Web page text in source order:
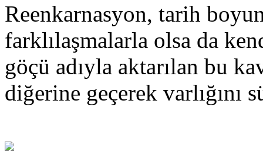
Reenkarnasyon, tarih
farklılaşmalarla olsa da
göçü adıyla aktarılan bu
diğerine geçerek varlığını